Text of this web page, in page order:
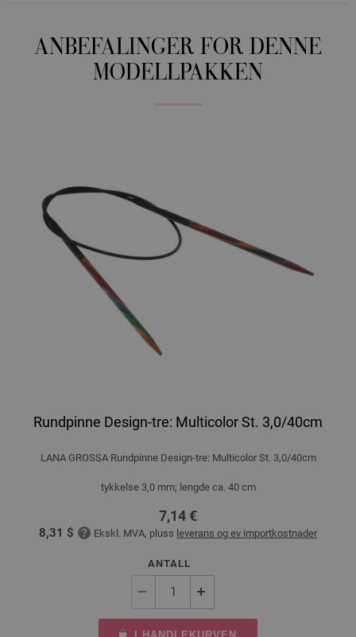
ANBEFALINGER FOR DENNE
MODELLPAKKEN
Rundpinne Design-tre: Multicolor St. 3,0/40cm
LANA GROSSA Rundpinne Design-tre: Multicolor St. 3,0/40cm
tykkelse 3,0 mm; lengde ca. 40 cm
7,14 €
8,31 $ Ekskl. MVA, pluss leverans og ev importkostnader
ANTALL
I HANDLEKURVEN